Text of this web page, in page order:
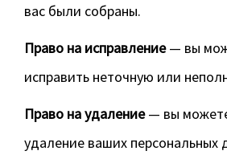
вас были собраны.
Право на исправление— вы
исправить неточную или
Право на удаление— вы
удаление ваших персональных